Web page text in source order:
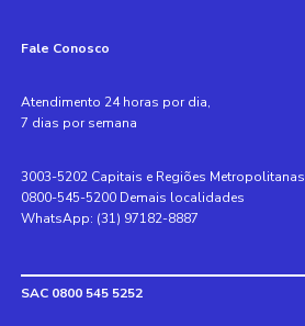
Fale Conosco
Atendimento 24 horas por dia,
7 dias por semana
3003-5202 Capitais e Regiões Metropolitanas
0800-545-5200 Demais localidades
WhatsApp: (31) 97182-8887
SAC 0800 545 5252